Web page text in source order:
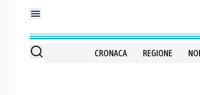
CRONACA REGIONE